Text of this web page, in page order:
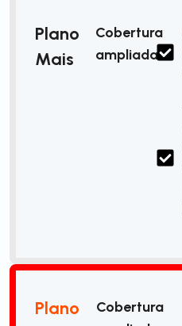
Plano
Mais
Cobertura
ampliada
Plano
Cobertura